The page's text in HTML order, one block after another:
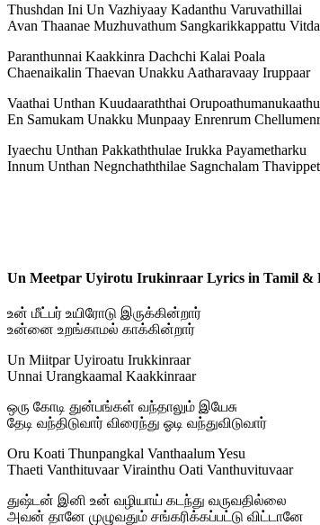
Thushdan Ini Un Vazhiyaay Kadanthu Varuvathillai
Avan Thaanae Muzhuvathum Sangkarikkappattu
Paranthunnai Kaakkinra Dachchi Kalai Poala
Chaenaikalin Thaevan Unakku Aatharavaay Iruppaar
Vaathai Unthan Kuudaaraththai Orupoathumanukaathu
En Samukam Unakku Munpaay Enrenrum
Iyaechu Unthan Pakkaththulae Irukka Payametharku
Innum Unthan Negnchaththilae Sagnchalam
Un Meetpar Uyirotu Irukinraar Lyrics in Tamil &
உன் மீட்பர் உயிரோடு இருக்கின்றார்
உன்னை உறங்காமல் காக்கின்றார்
Un Miitpar Uyiroatu Irukkinraar
Unnai Urangkaamal Kaakkinraar
ஒரு கோடி துன்பங்கள் வந்தாலும் இயேசு
தேடி வந்திடுவார் விரைந்து ஓடி வந்துவிடுவார்
Oru Koati Thunpangkal Vanthaalum Yesu
Thaeti Vanthituvaar Virainthu Oati Vanthuvituvaar
துஷ்டன் இனி உன் வழியாய் கடந்து வருவதில்லை
அவன் தானே முழுவதும் சங்கரிக்கப்பட்டு விட்டானே